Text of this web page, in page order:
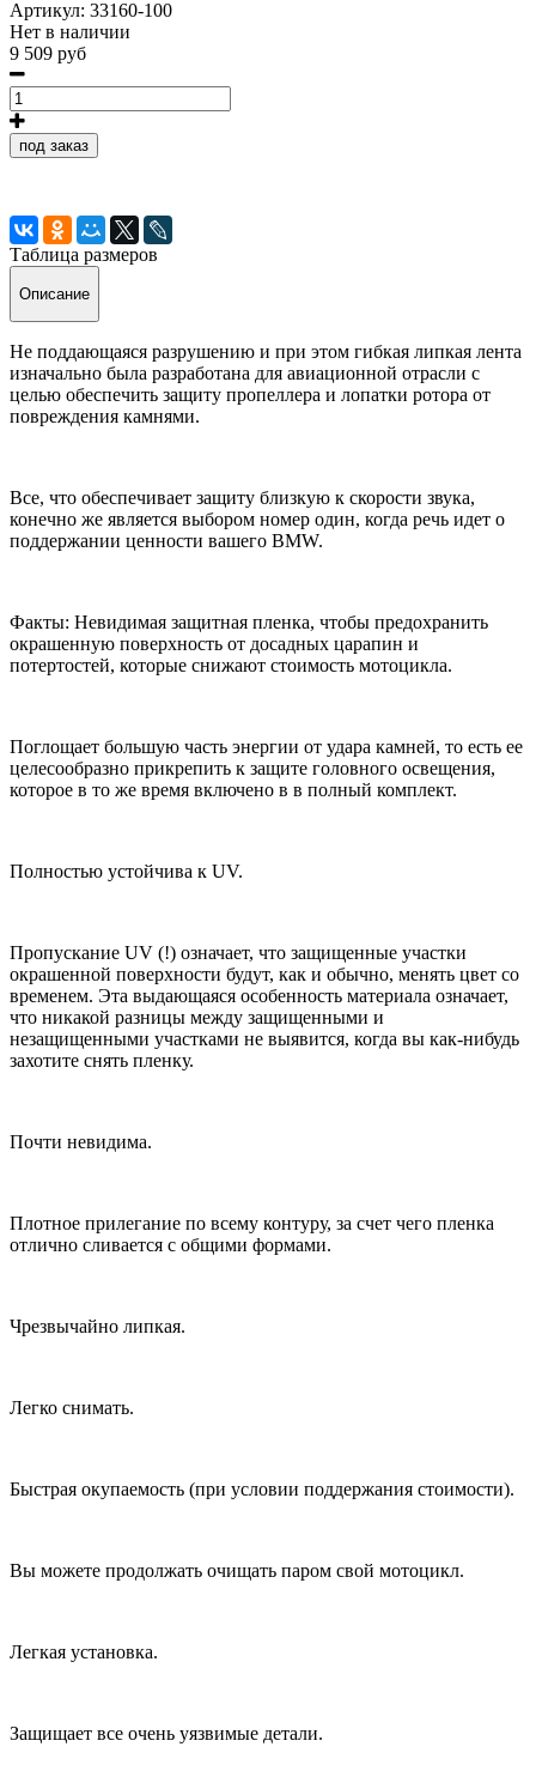
Артикул: 33160-100
Нет в наличии
9 509 руб
под заказ
Таблица размеров
Описание
Не поддающаяся разрушению и при этом гибкая липкая лента
изначально была разработана для авиационной отрасли с
целью обеспечить защиту пропеллера и лопатки ротора от
повреждения камнями.
Все, что обеспечивает защиту близкую к скорости звука,
конечно же является выбором номер один, когда речь идет о
поддержании ценности вашего BMW.
Факты: Невидимая защитная пленка, чтобы предохранить
окрашенную поверхность от досадных царапин и
потертостей, которые снижают стоимость мотоцикла.
Поглощает большую часть энергии от удара камней, то есть ее
целесообразно прикрепить к защите головного освещения,
которое в то же время включено в в полный комплект.
Полностью устойчива к UV.
Пропускание UV (!) означает, что защищенные участки
окрашенной поверхности будут, как и обычно, менять цвет со
временем. Эта выдающаяся особенность материала означает,
что никакой разницы между защищенными и
незащищенными участками не выявится, когда вы как-нибудь
захотите снять пленку.
Почти невидима.
Плотное прилегание по всему контуру, за счет чего пленка
отлично сливается с общими формами.
Чрезвычайно липкая.
Легко снимать.
Быстрая окупаемость (при условии поддержания стоимости).
Вы можете продолжать очищать паром свой мотоцикл.
Легкая установка.
Защищает все очень уязвимые детали.